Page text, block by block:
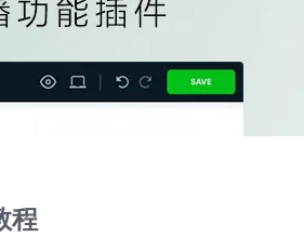
插件安装使用教程-第1集
程